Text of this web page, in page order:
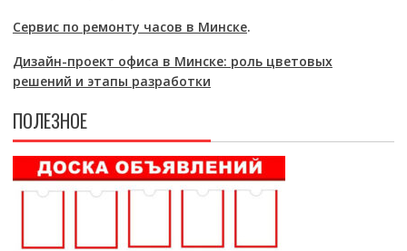
Сервис по ремонту часов в Минске.
Дизайн-проект офиса в Минске: роль цветовых
решений и этапы разработки
ПОЛЕЗНОЕ